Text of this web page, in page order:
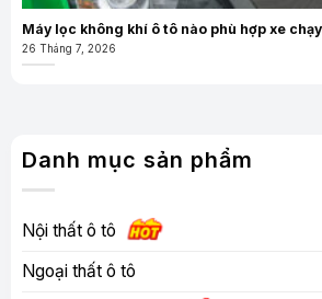
Máy lọc không khí ô tô nào phù hợp xe
26 Tháng 7, 2026
Danh mục sản phẩm
Nội thất ô tô
Ngoại thất ô tô